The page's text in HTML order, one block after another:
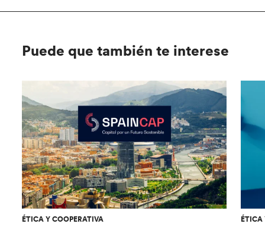
Puede que también te interese
ÉTICA Y COOPERATIVA ÉTICA